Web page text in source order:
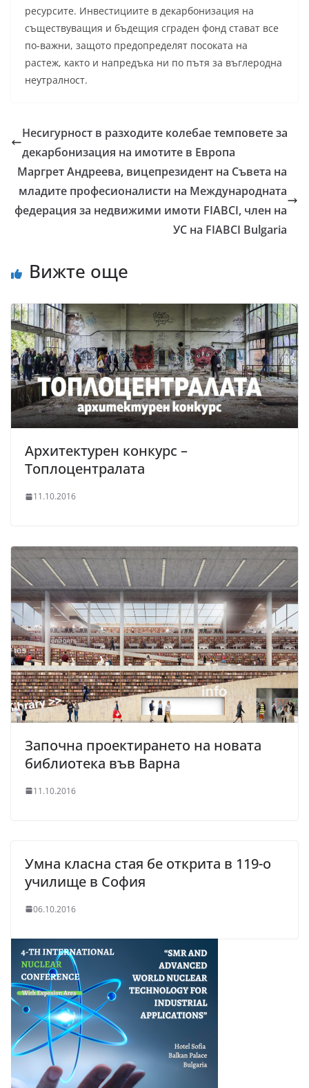
ресурсите. Инвестициите в декарбонизация на
съществуващия и бъдещия сграден фонд стават все
по-важни, защото предопределят посоката на
растеж, както и напредъка ни по пътя за въглеродна
неутралност.
Несигурност в разходите колебае темповете за
декарбонизация на имотите в Европа
Маргрет Андреева, вицепрезидент на Съвета на
младите професионалисти на Международната
федерация за недвижими имоти FIABCI, член на
УС на FIABCI Bulgaria
Вижте още
Архитектурен конкурс –
Топлоцентралата
11.10.2016
Започна проектирането на новата
библиотека във Варна
11.10.2016
Умна класна стая бе открита в 119-о
училище в София
06.10.2016